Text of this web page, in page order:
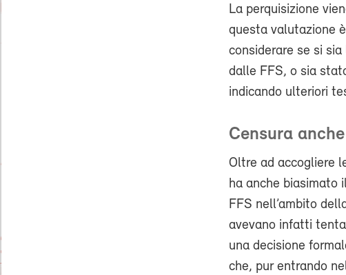
La perquisizione
questa valutazione
considerare se si
dalle FFS, o sia
indicando ulteriori
Censura
Oltre ad accogliere
ha anche biasimato
FFS nell’ambito
avevano infatti
una decisione
che, pur entrando